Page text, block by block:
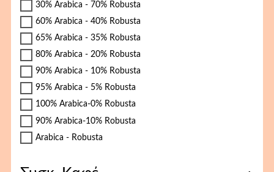
30% Arabica - 70% Robusta
60% Arabica - 40% Robusta
65% Arabica - 35% Robusta
80% Arabica - 20% Robusta
90% Arabica - 10% Robusta
95% Arabica - 5% Robusta
100% Arabica-0% Robusta
90% Arabica-10% Robusta
Arabica - Robusta